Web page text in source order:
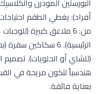
أفراد): يغطي الطقم
(للشاي أو الحلويات).
هندسياً لتكون مريحة في
بعناية فائقة.